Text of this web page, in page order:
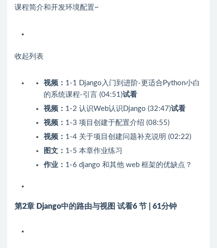
课程简介和开发环境配置~
收起列表
视频： 1-1 Django入门到进阶-更适合Python小白
的系统课程-引言 (04:51)试看
视频： 1-2 认识Web认识Django (32:47)试看
视频： 1-3 项目创建于配置介绍 (08:55)
视频： 1-4 关于项目创建问题补充说明 (02:22)
图文： 1-5 本章作业练习
作业： 1-6 django 和其他 web 框架的优缺点？
第2章 Django中的路由与视图 试看6 节 | 61分钟